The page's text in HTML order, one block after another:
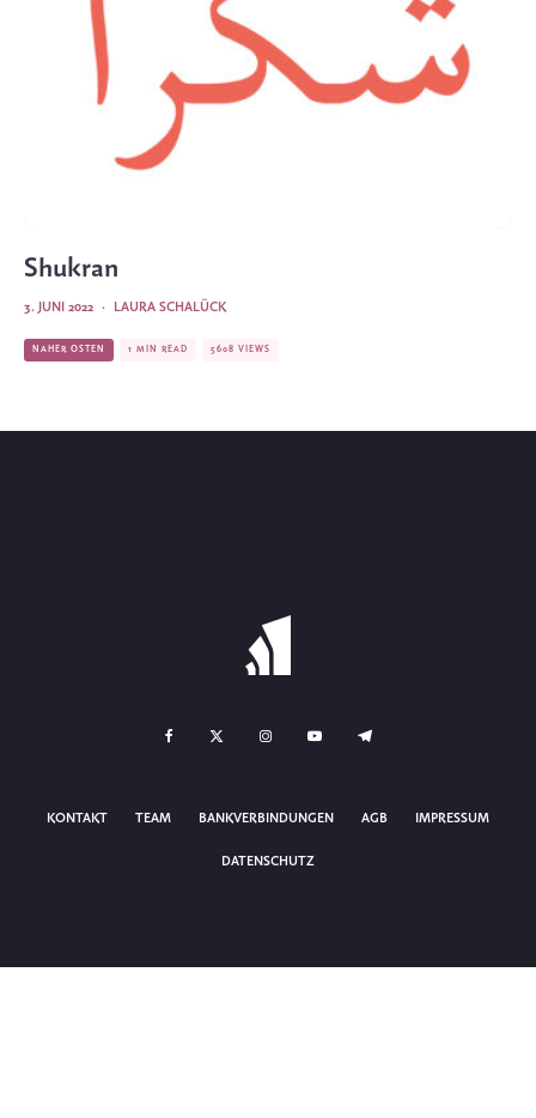
Shukran
LAURA SCHALÜCK
·
3. JUNI 2022
NAHER OSTEN 1 MIN READ 5608 VIEWS
KONTAKT TEAM BANKVERBINDUNGEN AGB IMPRESSUM
DATENSCHUTZ